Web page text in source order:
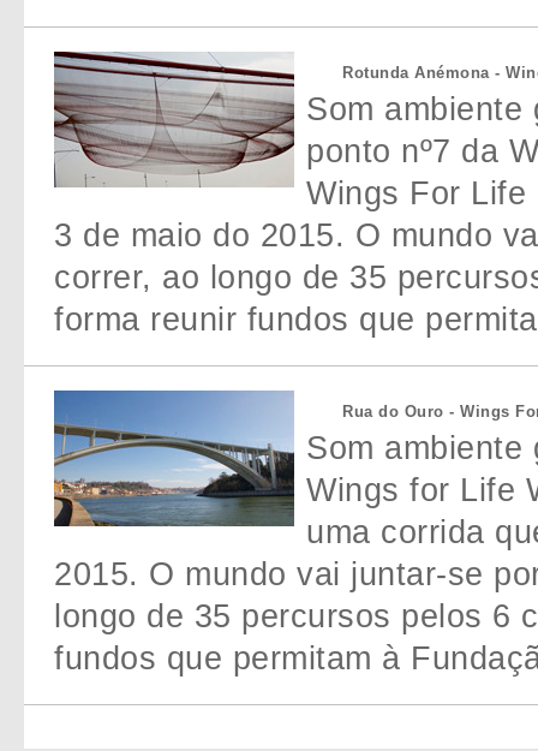
Rotunda Anémona -
Som ambiente
ponto nº7 da
Wings For Life
3 de maio do 2015. O mundo
correr, ao longo de 35
forma reunir fundos que
Rua do Ouro - Wings
Som ambiente
Wings for Life
uma corrida
2015. O mundo vai juntar-se
longo de 35 percursos pelos 6
fundos que permitam à